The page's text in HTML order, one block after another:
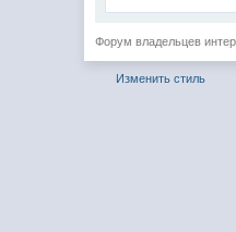
Форум владельцев
Изменить стиль